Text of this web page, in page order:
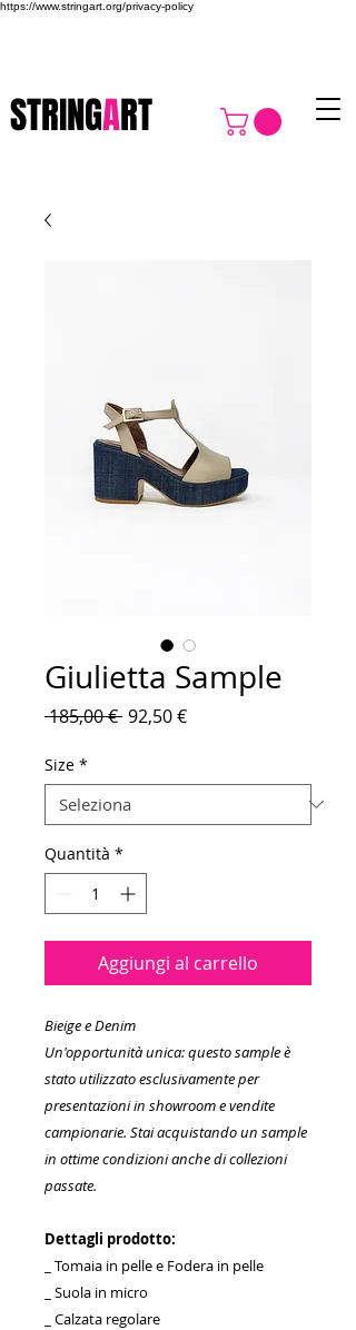
https://www.stringart.org/privacy-policy
STRINGART
Giulietta Sample
185,00 € Prezzo
92,50 €Prezzo
Size *
Quantità *
Aggiungi al carrello
Bieige e Denim
Un'opportunità unica: questo sample è
stato utilizzato esclusivamente per
presentazioni in showroom e vendite
campionarie. Stai acquistando un sample
in ottime condizioni anche di collezioni
passate.
Dettagli prodotto:
_ Tomaia in pelle e Fodera in pelle
_ Suola in micro
_ Calzata regolare